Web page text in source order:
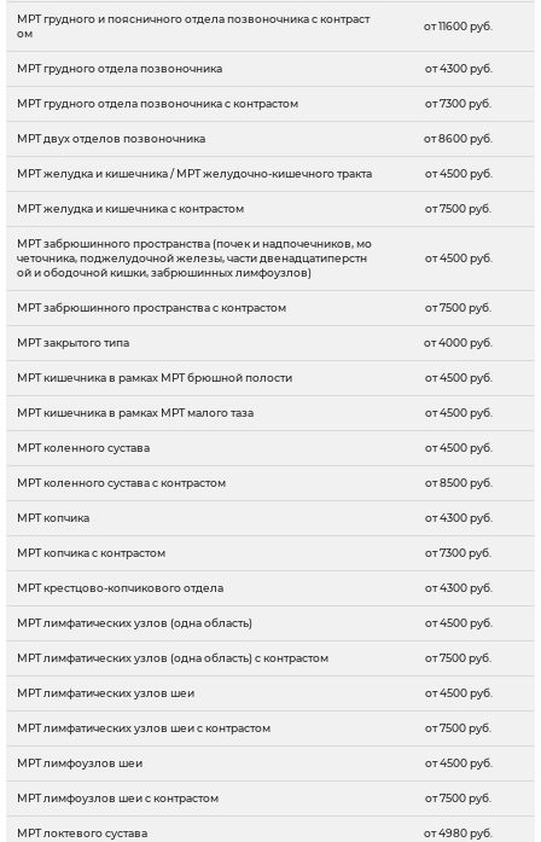
МРТ грудного и поясничного отдела позвоночника с контраст
ом
от 11600 руб.
МРТ грудного отдела позвоночника от 4300 руб.
МРТ грудного отдела позвоночника с контрастом от 7300 руб.
МРТ двух отделов позвоночника от 8600 руб.
МРТ желудка и кишечника / МРТ желудочно-кишечного тракта от 4500 руб.
МРТ желудка и кишечника с контрастом от 7500 руб.
МРТ забрюшинного пространства (почек и надпочечников, мо
четочника, поджелудочной железы, части двенадцатиперстн
ой и ободочной кишки, забрюшинных лимфоузлов)
от 4500 руб.
МРТ забрюшинного пространства с контрастом от 7500 руб.
МРТ закрытого типа от 4000 руб.
МРТ кишечника в рамках МРТ брюшной полости от 4500 руб.
МРТ кишечника в рамках МРТ малого таза от 4500 руб.
МРТ коленного сустава от 4500 руб.
МРТ коленного сустава c контрастом от 8500 руб.
МРТ копчика от 4300 руб.
МРТ копчика с контрастом от 7300 руб.
МРТ крестцово-копчикового отдела от 4300 руб.
МРТ лимфатических узлов (одна область) от 4500 руб.
МРТ лимфатических узлов (одна область) с контрастом от 7500 руб.
МРТ лимфатических узлов шеи от 4500 руб.
МРТ лимфатических узлов шеи с контрастом от 7500 руб.
МРТ лимфоузлов шеи от 4500 руб.
МРТ лимфоузлов шеи с контрастом от 7500 руб.
МРТ локтевого сустава от 4980 руб.